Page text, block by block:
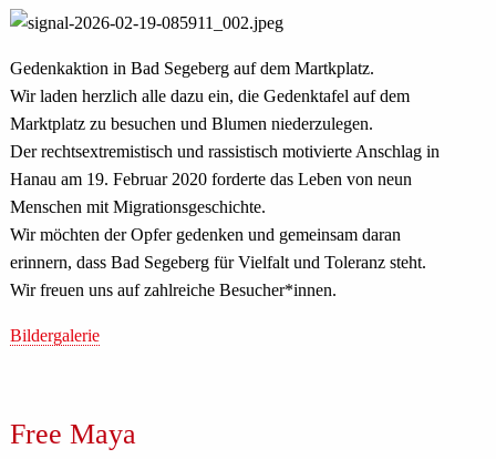
Gedenkaktion in Bad Segeberg auf dem Martkplatz.
Wir laden herzlich alle dazu ein, die Gedenktafel auf dem
Marktplatz zu besuchen und Blumen niederzulegen.
Der rechtsextremistisch und rassistisch motivierte Anschlag in
Hanau am 19. Februar 2020 forderte das Leben von neun
Menschen mit Migrationsgeschichte.
Wir möchten der Opfer gedenken und gemeinsam daran
erinnern, dass Bad Segeberg für Vielfalt und Toleranz steht.
Wir freuen uns auf zahlreiche Besucher*innen.
Bildergalerie
Free Maya